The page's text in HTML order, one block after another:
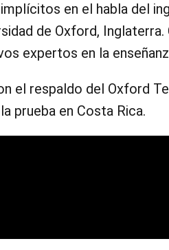
en el habla del
de Oxford, Inglaterra.
expertos en la
el respaldo del Oxford
prueba en Costa Rica.